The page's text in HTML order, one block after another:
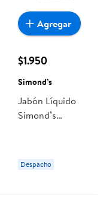
$1.950
Simond’s
Jabón Líquido
Simond’s
Despacho
Agregar